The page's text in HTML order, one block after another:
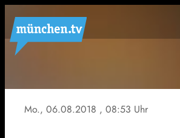
Mo., 06.08.2018 , 08:53 Uhr